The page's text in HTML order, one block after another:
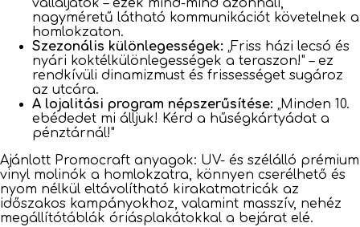
vállaljátok – ezek mind-mind azonnali,
nagyméretű látható kommunikációt követelnek a
homlokzaton.
Szezonális különlegességek: „Friss házi lecsó és
nyári koktélkülönlegességek a teraszon!" – ez
rendkívüli dinamizmust és frissességet sugároz
az utcára.
A lojalitási program népszerűsítése: „Minden 10.
ebédedet mi álljuk! Kérd a hűségkártyádat a
pénztárnál!"
Ajánlott Promocraft anyagok: UV- és szélálló prémium
vinyl molinók a homlokzatra, könnyen cserélhető és
nyom nélkül eltávolítható kirakatmatricák az
időszakos kampányokhoz, valamint masszív, nehéz
megállítótáblák óriásplakátokkal a bejárat elé.